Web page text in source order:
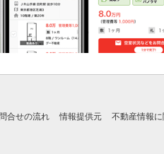
合せの流れ 情報提供元 不動産情報